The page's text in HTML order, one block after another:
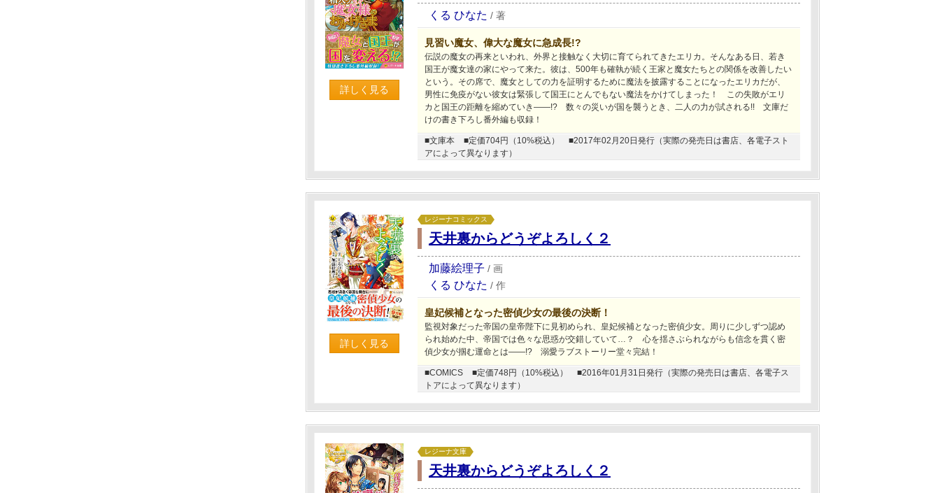
詳しく見る
くる ひなた / 著
見習い魔女、偉大な魔女に急成長!?
伝説の魔女の再来といわれ、外界と接触なく大切に育てられてきたエリカ。そんなある日、若き
国王が魔女達の家にやって来た。彼は、500年も確執が続く王家と魔女たちとの関係を改善したい
という。その席で、魔女としての力を証明するために魔法を披露することになったエリカだが、
男性に免疫がない彼女は緊張して国王にとんでもない魔法をかけてしまった！ この失敗がエリ
カと国王の距離を縮めていき――!? 数々の災いが国を襲うとき、二人の力が試される!! 文庫だ
けの書き下ろし番外編も収録！
■文庫本 ■定価704円（10%税込）
■2017年02月20日発行（実際の発売日は書店、各電子スト
アによって異なります）
詳しく見る
レジーナコミックス
天井裏からどうぞよろしく２
加藤絵理子 / 画
くる ひなた / 作
皇妃候補となった密偵少女の最後の決断！
監視対象だった帝国の皇帝陛下に見初められ、皇妃候補となった密偵少女。周りに少しずつ認め
られ始めた中、帝国では色々な思惑が交錯していて…？ 心を揺さぶられながらも信念を貫く密
偵少女が掴む運命とは――!? 溺愛ラブストーリー堂々完結！
■COMICS ■定価748円（10%税込）
■2016年01月31日発行（実際の発売日は書店、各電子ス
トアによって異なります）
レジーナ文庫
天井裏からどうぞよろしく２